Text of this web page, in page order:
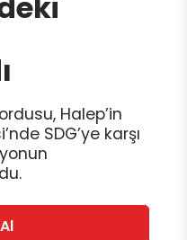
Halep’in
SDG’ye karşı